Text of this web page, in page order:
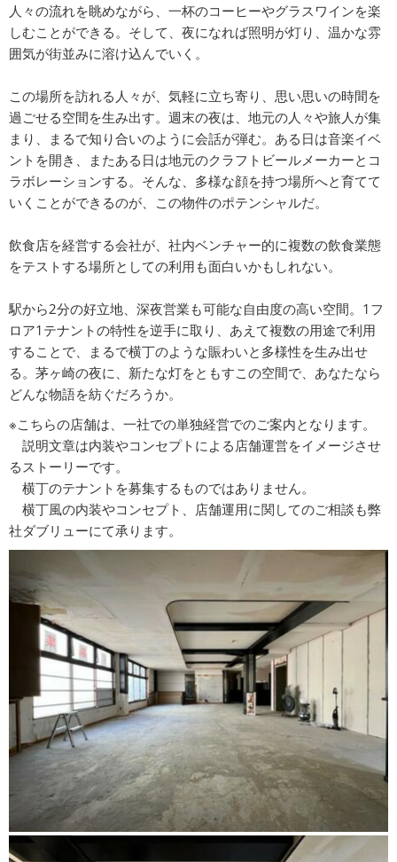
人々の流れを眺めながら、一杯のコーヒーやグラスワインを楽
しむことができる。そして、夜になれば照明が灯り、温かな雰
囲気が街並みに溶け込んでいく。
この場所を訪れる人々が、気軽に立ち寄り、思い思いの時間を
過ごせる空間を生み出す。週末の夜は、地元の人々や旅人が集
まり、まるで知り合いのように会話が弾む。ある日は音楽イベ
ントを開き、またある日は地元のクラフトビールメーカーとコ
ラボレーションする。そんな、多様な顔を持つ場所へと育てて
いくことができるのが、この物件のポテンシャルだ。
飲食店を経営する会社が、社内ベンチャー的に複数の飲食業態
をテストする場所としての利用も面白いかもしれない。
駅から2分の好立地、深夜営業も可能な自由度の高い空間。1フ
ロア1テナントの特性を逆手に取り、あえて複数の用途で利用
することで、まるで横丁のような賑わいと多様性を生み出せ
る。茅ヶ崎の夜に、新たな灯をともすこの空間で、あなたなら
どんな物語を紡ぐだろうか。
※こちらの店舗は、一社での単独経営でのご案内となります。
説明文章は内装やコンセプトによる店舗運営をイメージさせ
るストーリーです。
横丁のテナントを募集するものではありません。
横丁風の内装やコンセプト、店舗運用に関してのご相談も弊
社ダブリューにて承ります。